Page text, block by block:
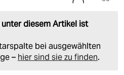
diesem Artikel ist
bei ausgewählten
– hier sind sie zu finden.